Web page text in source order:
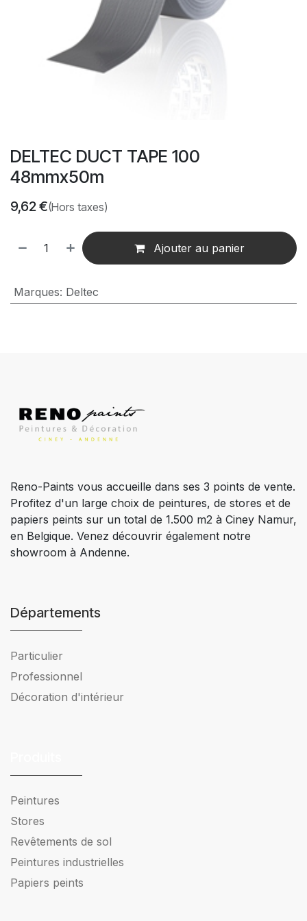
DELTEC DUCT TAPE 100
48mmx50m
9,62€(Hors taxes)
Ajouter au panier
Marques: Deltec
Reno-Paints vous accueille dans ses 3 points de vente.
Profitez d'un large choix de peintures, de stores et de
papiers peints sur un total de 1.500 m2 à Ciney Namur,
en Belgique. Venez découvrir également notre
showroom à Andenne.
Départements
Particulier
Professionnel
Décoration d'intérieur
Peintures
Stores
Revêtements de sol
Peintures industrielles
Papiers peints